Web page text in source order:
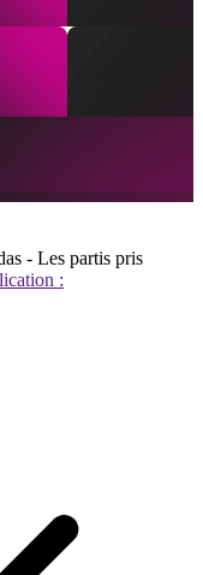
- Les partis pris
: